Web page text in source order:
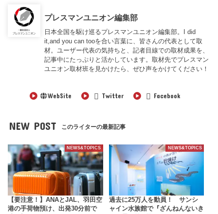
プレスマンユニオン編集部
日本全国を駆け巡るプレスマンユニオン編集部。I did
it,and you can tooを合い言葉に、皆さんの代表として取
材。ユーザー代表の気持ちと、記者目線での取材成果を、
記事中にたっぷりと活かしています。取材先でプレスマン
ユニオン取材班を見かけたら、ぜひ声をかけてください！
WebSite Twitter Facebook
NEW POST このライターの最新記事
NEWS&TOPICS
【要注意！】ANAとJAL、羽田空
港の手荷物預け、出発30分前で
NEWS&TOPICS
過去に25万人を動員！ サンシ
ャイン水族館で『ざんねんないき